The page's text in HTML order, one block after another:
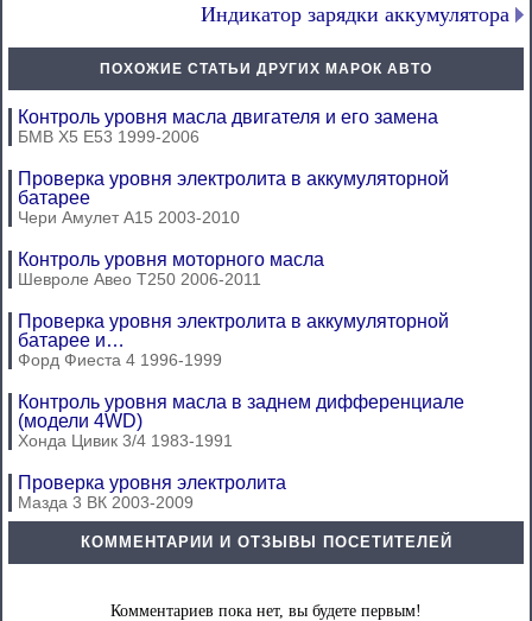
Индикатор зарядки аккумулятора
ПОХОЖИЕ СТАТЬИ ДРУГИХ МАРОК АВТО
Контроль уровня масла двигателя и его замена
БМВ Х5 Е53 1999-2006
Проверка уровня электролита в аккумуляторной
батарее
Чери Амулет А15 2003-2010
Контроль уровня моторного масла
Шевроле Авео Т250 2006-2011
Проверка уровня электролита в аккумуляторной
батарее и…
Форд Фиеста 4 1996-1999
Контроль уровня масла в заднем дифференциале
(модели 4WD)
Хонда Цивик 3/4 1983-1991
Проверка уровня электролита
Мазда 3 ВК 2003-2009
КОММЕНТАРИИ И ОТЗЫВЫ ПОСЕТИТЕЛЕЙ
Комментариев пока нет, вы будете первым!